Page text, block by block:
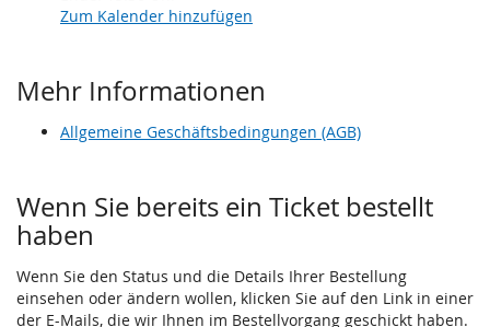
Zum Kalender hinzufügen
Mehr Informationen
Allgemeine Geschäftsbedingungen (AGB)
Wenn Sie bereits ein Ticket bestellt
haben
Wenn Sie den Status und die Details Ihrer Bestellung
einsehen oder ändern wollen, klicken Sie auf den Link in einer
der E-Mails, die wir Ihnen im Bestellvorgang geschickt haben.